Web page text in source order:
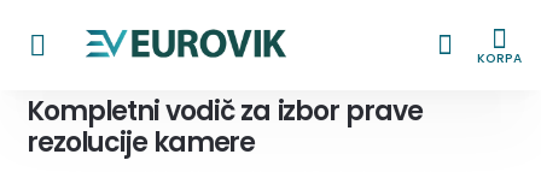
KORPA
Kompletni vodič za izbor prave
rezolucije kamere